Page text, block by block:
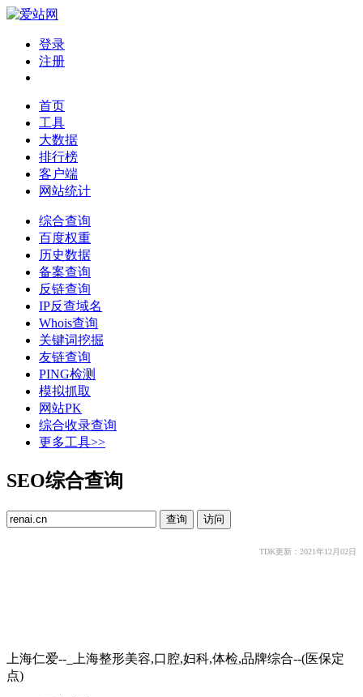
登录
注册
首页
工具
大数据
排行榜
客户端
网站统计
综合查询
百度权重
历史数据
备案查询
反链查询
IP反查域名
Whois查询
关键词挖掘
友链查询
PING检测
模拟抓取
网站PK
综合收录查询
更多工具>>
SEO综合查询
TDK更新：2021年12月02日
上海仁爱--_上海整形美容,口腔,妇科,体检,品牌综合--(医保定
点)